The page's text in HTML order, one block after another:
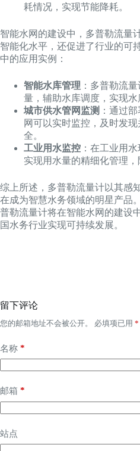
耗情况，实现节能降耗。
智能水网的建设中，多普勒流量
智能化水平，还促进了行业的可
中的应用实例：
智能水库管理 ：多普勒流
量，辅助水库调度，实现水
城市供水管网监测 ：通过
网可以实时监控，及时发
全。
工业用水监控 ：在工业用
实现用水量的精细化管理，
综上所述，多普勒流量计以其感
在成为智慧水务领域的明星产品
普勒流量计将在智能水网的建设
国水务行业实现可持续发展。
留下评论
您的邮箱地址不会被公开。 必填项已用 *
名称 *
邮箱 *
站点